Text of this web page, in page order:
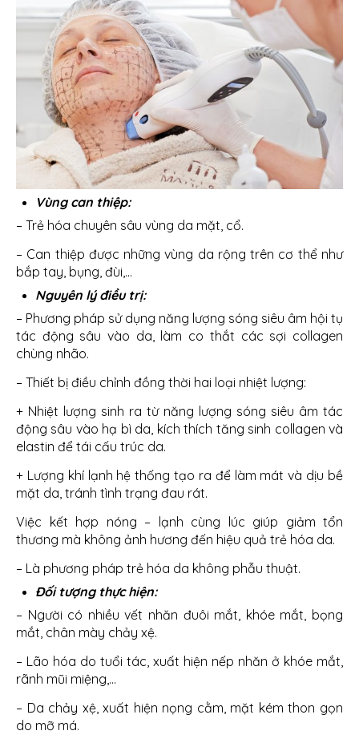
Vùng can thiệp:
– Trẻ hóa chuyên sâu vùng da mặt, cổ.
– Can thiệp được những vùng da rộng trên cơ thể như
bắp tay, bụng, đùi,…
Nguyên lý điều trị:
– Phương pháp sử dụng năng lượng sóng siêu âm hội tụ
tác động sâu vào da, làm co thắt các sợi collagen
chùng nhão.
– Thiết bị điều chỉnh đồng thời hai loại nhiệt lượng:
+ Nhiệt lượng sinh ra từ năng lượng sóng siêu âm tác
động sâu vào hạ bì da, kích thích tăng sinh collagen và
elastin để tái cấu trúc da.
+ Lượng khí lạnh hệ thống tạo ra để làm mát và dịu bề
mặt da, tránh tình trạng đau rát.
Việc kết hợp nóng – lạnh cùng lúc giúp giảm tổn
thương mà không ảnh hương đến hiệu quả trẻ hóa da.
– Là phương pháp trẻ hóa da không phẫu thuật.
Đối tượng thực hiện:
– Người có nhiều vết nhăn đuôi mắt, khóe mắt, bọng
mắt, chân mày chảy xệ.
– Lão hóa do tuổi tác, xuất hiện nếp nhăn ở khóe mắt,
rãnh mũi miệng,…
– Da chảy xệ, xuất hiện nọng cằm, mặt kém thon gọn
do mỡ má.